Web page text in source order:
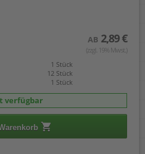
AB 2,89 €
(zzgl. 19% Mwst.)
1 Stück
12 Stück
1 Stück
verfügbar